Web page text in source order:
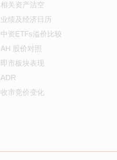
相关资产沽空
业绩及经济日历
中资ETFs溢价比较
AH 股价对照
即市板块表现
ADR
收市竞价变化